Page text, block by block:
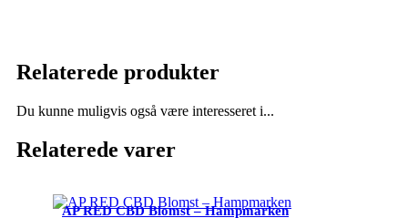
Relaterede produkter
Du kunne muligvis også være interesseret i...
Relaterede varer
AP RED CBD Blomst – Hampmarken